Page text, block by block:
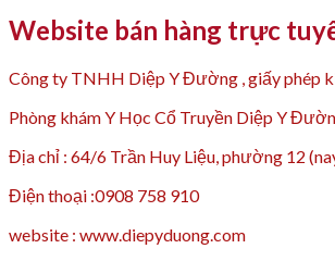
Website bán hàng trực
Công ty TNHH Diệp Y Đường , giấy phép
Phòng khám Y Học Cổ Truyền Diệp Y
Địa chỉ : 64/6 Trần Huy Liệu, phường 12
Điện thoại :0908 758 910
website : www.diepyduong.com